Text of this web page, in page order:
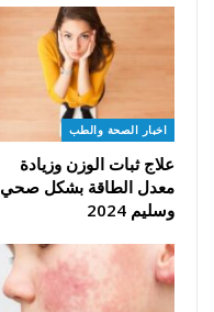
اخبار الصحة والطب
علاج ثبات الوزن وزيادة
معدل الطاقة بشكل صحي
وسليم 2024